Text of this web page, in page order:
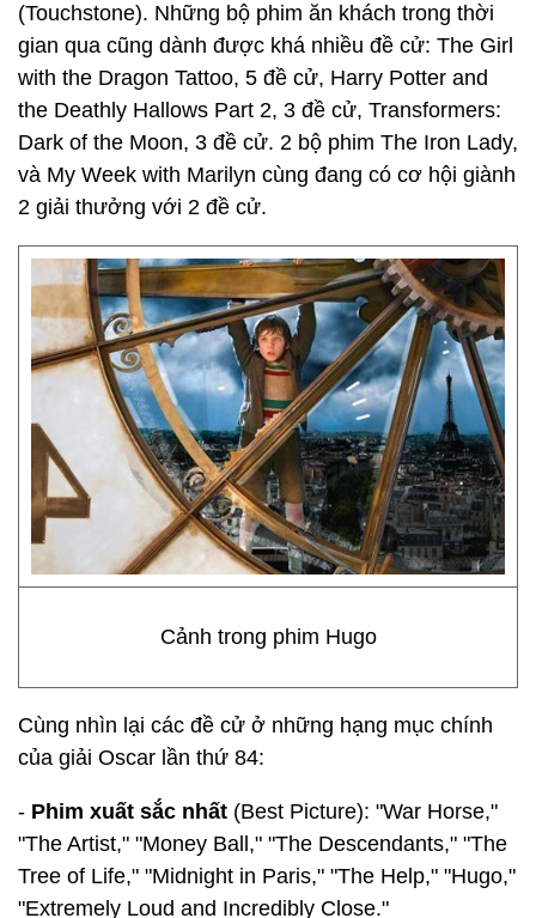
(Touchstone). Những bộ phim ăn khách trong thời
gian qua cũng dành được khá nhiều đề cử: The Girl
with the Dragon Tattoo, 5 đề cử, Harry Potter and
the Deathly Hallows Part 2, 3 đề cử, Transformers:
Dark of the Moon, 3 đề cử. 2 bộ phim The Iron Lady,
và My Week with Marilyn cùng đang có cơ hội giành
2 giải thưởng với 2 đề cử.
Cảnh trong phim Hugo
Cùng nhìn lại các đề cử ở những hạng mục chính
của giải Oscar lần thứ 84:
- Phim xuất sắc nhất (Best Picture): "War Horse,"
"The Artist," "Money Ball," "The Descendants," "The
Tree of Life," "Midnight in Paris," "The Help," "Hugo,"
"Extremely Loud and Incredibly Close."